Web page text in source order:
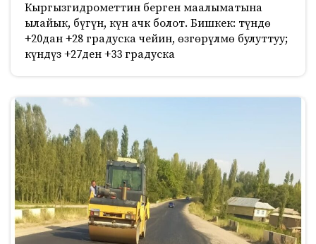
Кыргызгидрометтин берген маалыматына
ылайык, бүгүн, күн ачк болот. Бишкек: түндө
+20дан +28 градуска чейин, өзгөрүлмө булуттуу;
күндүз +27ден +33 градуска